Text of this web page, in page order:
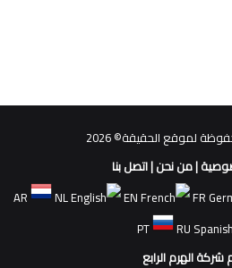
لموقع الحقيقة© 2026
|من نحن|اتصل بنا
AR
NL EN FR
PT
RU
الهرم الرابع